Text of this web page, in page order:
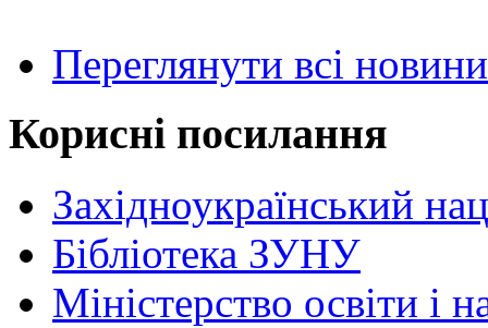
Переглянути всі новини
Корисні посилання
Західноукраїнський
Бібліотека ЗУНУ
Міністерство освіти і